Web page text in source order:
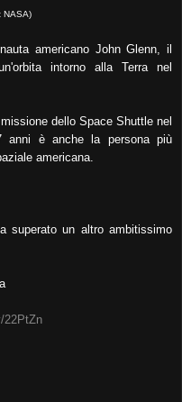
NASA)
americano John Glenn, il
intorno alla Terra nel
dello Space Shuttle nel
anni è anche la persona più
americana.
superato un altro ambitissimo
22PtZn